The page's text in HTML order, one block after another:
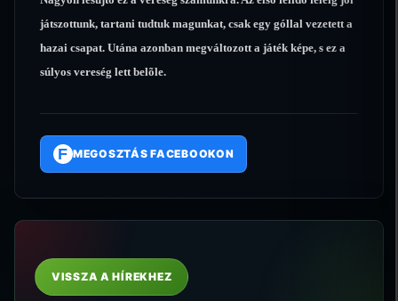
játszottunk, tartani tudtuk magunkat, csak egy góllal vezetett a
hazai csapat. Utána azonban megváltozott a játék képe, s ez a
súlyos vereség lett belõle.
F MEGOSZTÁS FACEBOOKON
VISSZA A HÍREKHEZ